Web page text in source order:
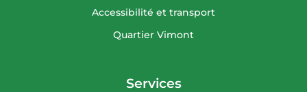
Accessibilité et transport
Quartier Vimont
Services